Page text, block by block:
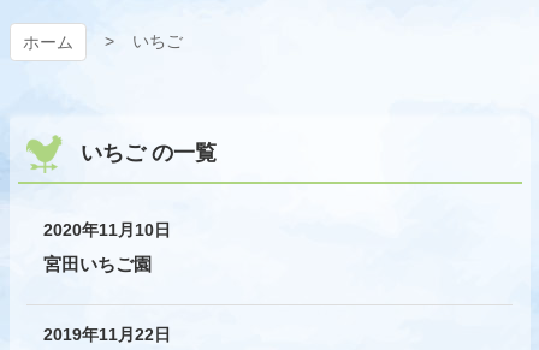
ホーム いちご
いちご の一覧
2020年11月10日
宮田いちご園
2019年11月22日